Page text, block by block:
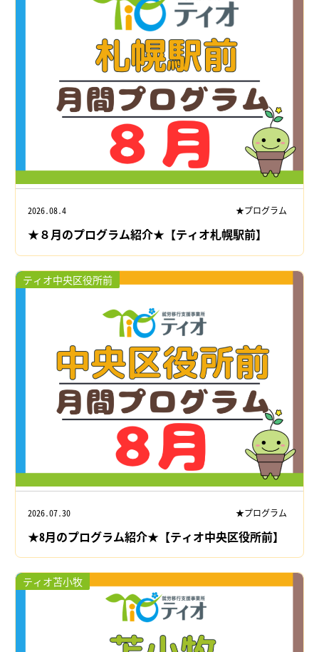
2026.08.4 ★プログラム
★８月のプログラム紹介★【ティオ札幌駅前】
ティオ中央区役所前
2026.07.30 ★プログラム
★8月のプログラム紹介★【ティオ中央区役所前】
ティオ苫小牧